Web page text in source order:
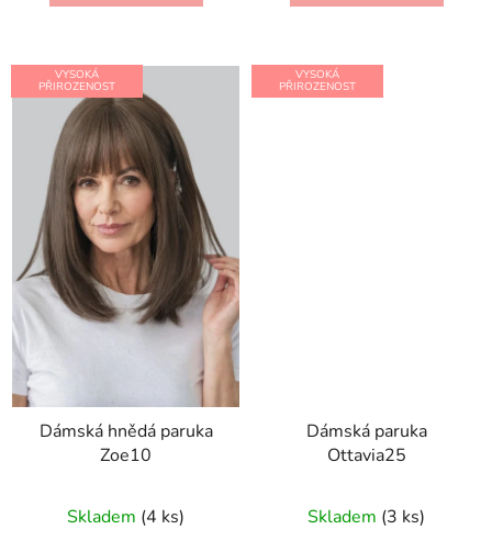
VYSOKÁ
PŘIROZENOST
Dámská hnědá paruka
Zoe10
Skladem (4 ks)
VYSOKÁ
PŘIROZENOST
Dámská paruka
Ottavia25
Skladem (3 ks)